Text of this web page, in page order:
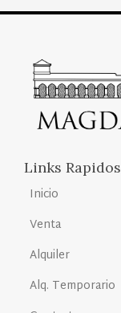
Links Rapidos
Inicio
Venta
Alquiler
Alq. Temporario